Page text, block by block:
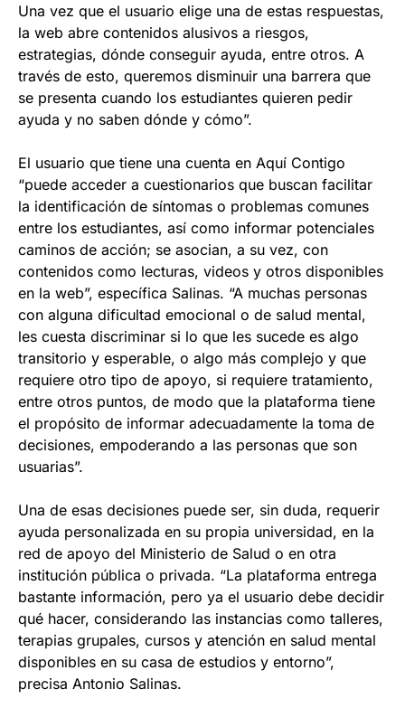
Una vez que el usuario elige una de estas respuestas,
la web abre contenidos alusivos a riesgos,
estrategias, dónde conseguir ayuda, entre otros. A
través de esto, queremos disminuir una barrera que
se presenta cuando los estudiantes quieren pedir
ayuda y no saben dónde y cómo”.
El usuario que tiene una cuenta en Aquí Contigo
“puede acceder a cuestionarios que buscan facilitar
la identificación de síntomas o problemas comunes
entre los estudiantes, así como informar potenciales
caminos de acción; se asocian, a su vez, con
contenidos como lecturas, videos y otros disponibles
en la web”, específica Salinas. “A muchas personas
con alguna dificultad emocional o de salud mental,
les cuesta discriminar si lo que les sucede es algo
transitorio y esperable, o algo más complejo y que
requiere otro tipo de apoyo, si requiere tratamiento,
entre otros puntos, de modo que la plataforma tiene
el propósito de informar adecuadamente la toma de
decisiones, empoderando a las personas que son
usuarias”.
Una de esas decisiones puede ser, sin duda, requerir
ayuda personalizada en su propia universidad, en la
red de apoyo del Ministerio de Salud o en otra
institución pública o privada. “La plataforma entrega
bastante información, pero ya el usuario debe decidir
qué hacer, considerando las instancias como talleres,
terapias grupales, cursos y atención en salud mental
disponibles en su casa de estudios y entorno”,
precisa Antonio Salinas.